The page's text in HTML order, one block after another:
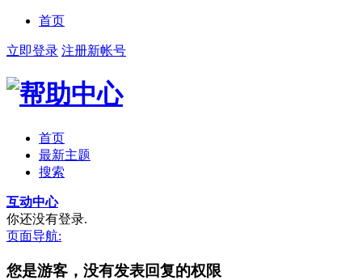
首页
立即登录 注册新帐号
首页
最新主题
搜索
互动中心
你还没有登录.
页面导航:
您是游客，没有发表回复的权限